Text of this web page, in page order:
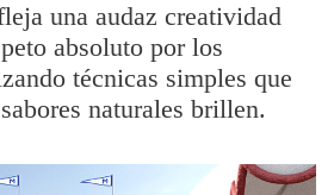
una audaz creatividad
absoluto por los
técnicas simples que
naturales brillen.